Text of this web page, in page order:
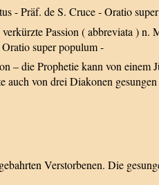
- Präf. de S. Cruce - Oratio
Passion ( abbreviata ) n.
super populum -
die Prophetie kann von einem
auch von drei Diakonen
Verstorbenen. Die